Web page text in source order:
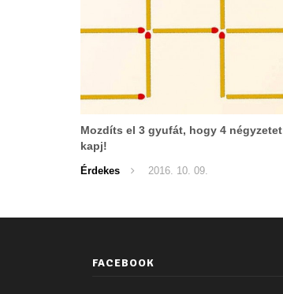
Mozdíts el 3 gyufát, hogy 4 négyzetet
kapj!
Érdekes 2016. 10. 09.
FACEBOOK